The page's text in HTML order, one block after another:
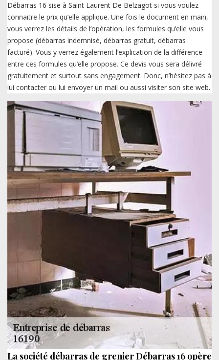
Débarras 16 sise à Saint Laurent De Belzagot si vous voulez
connaitre le prix qu’elle applique. Une fois le document en main,
vous verrez les détails de l’opération, les formules qu’elle vous
propose (débarras indemnisé, débarras gratuit, débarras
facturé). Vous y verrez également l’explication de la différence
entre ces formules qu’elle propose. Ce devis vous sera délivré
gratuitement et surtout sans engagement. Donc, n’hésitez pas à
lui contacter ou lui envoyer un mail ou aussi visiter son site web.
La société débarras de grenier Débarras 16 opère